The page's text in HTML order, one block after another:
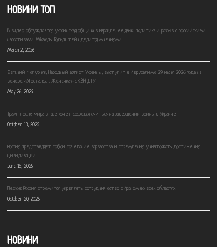
НОВИНИ ТОП
В видео обсуждается украинская община в Израиле, её язык, политика и разрыв с российскими
нарративами. Міхаель Гольдштейн делится мнениями.
March 2, 2026
Евгений Чепурняк, Народный артист Украины, выступит в Иерусалиме 29 июня 2026 года на
вечере «Я остался… Женечка» с КВН ДГУ.
May 26, 2026
Трамп после мира в Газе хочет сосредоточиться на завершении войны в Украине
October 13, 2025
Россия представляет собой сочетание варварства и стремления уничтожать достижения
цивилизации.
June 15, 2026
Песков: Россия стремится укреплять сотрудничество с Ираном во всех областях
October 20, 2025
НОВИНИ